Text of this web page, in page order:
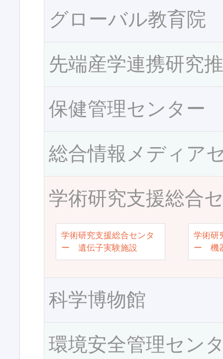
グローバル教育院
先端産学連携研究
保健管理センター
総合情報メディア
学術研究支援総合
学術研究支援総合センタ
ー 遺伝子実験施設
学術研
ー 機
科学博物館
環境安全管理セン